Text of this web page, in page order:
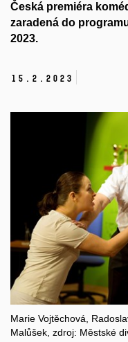
Česká premiéra
zaradená do
2023.
15. 2. 2023
Marie Vojtěchová,
Malůšek, zdroj: Městské